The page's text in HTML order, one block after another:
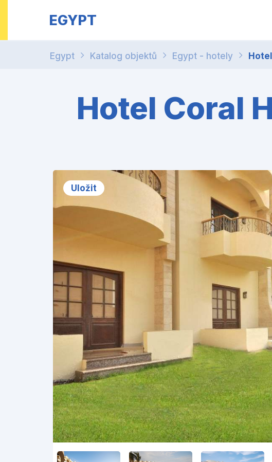
EGYPT
Egypt Katalog objektů Egypt - hotely
Hotel Coral
Uložit